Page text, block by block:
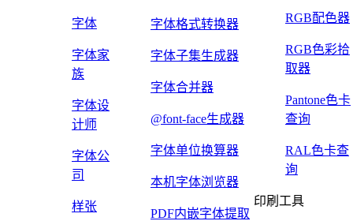
字体
字体家
族
字体设
计师
字体公
司
样张
字体格式转换器
字体子集生成器
字体合并器
@font-face生成器
字体单位换算器
本机字体浏览器
PDF内嵌字体提取
RGB配色器
RGB色彩拾
取器
Pantone色卡
查询
RAL色卡查
询
印刷工具